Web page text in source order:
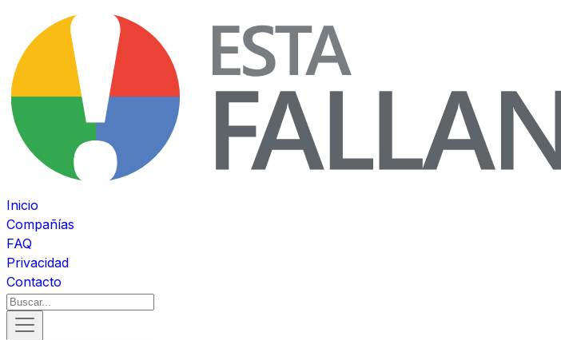
Inicio
Compañías
FAQ
Privacidad
Contacto